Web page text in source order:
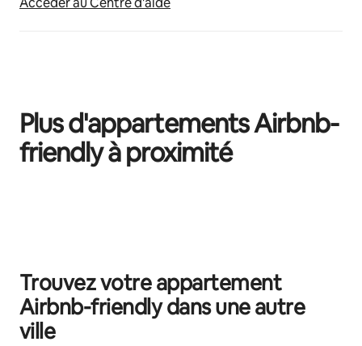
Plus d'appartements Airbnb-
friendly à proximité
Trouvez votre appartement
Airbnb-friendly dans une autre
ville